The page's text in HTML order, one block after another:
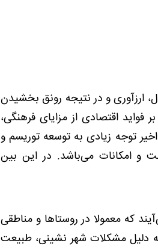
ارزآوری و در نتیجه رونق بخشیدن
اقتصادی از مزایای فرهنگی،
توجه زیادی به توسعه توریسم و
و امکانات می‌باشد. در این بین
که معمولا در روستاها و مناطقی
دلیل مشکلات شهر نشینی، طبیعت